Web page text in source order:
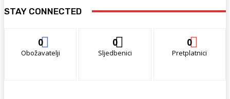
STAY CONNECTED
0
Obožavatelji
0
Sljedbenici
0
Pretplatnici